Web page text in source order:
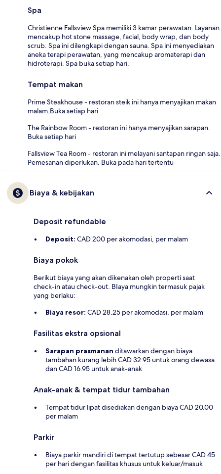
Spa
Christienne Fallsview Spa memiliki 3 kamar perawatan. Layanan
mencakup hot stone massage, facial, body wrap, dan body
scrub. Spa ini dilengkapi dengan sauna. Spa ini menyediakan
aneka terapi perawatan, yang mencakup aromaterapi dan
hidroterapi. Spa buka setiap hari.
Tempat makan
Prime Steakhouse - restoran steik ini hanya menyajikan makan
malam.Buka setiap hari
The Rainbow Room - restoran ini hanya menyajikan sarapan.
Buka setiap hari
Fallsview Tea Room - restoran ini melayani santapan ringan saja.
Pemesanan diperlukan. Buka pada hari tertentu
Biaya & kebijakan
Deposit refundable
Deposit: CAD 200 per akomodasi, per malam
Biaya pokok
Berikut biaya yang akan dikenakan oleh properti saat
check-in atau check-out. BIaya mungkin termasuk pajak
yang berlaku:
Biaya resor: CAD 28.25 per akomodasi, per malam
Fasilitas ekstra opsional
Sarapan prasmanan ditawarkan dengan biaya
tambahan kurang lebih CAD 32.95 untuk orang dewasa
dan CAD 16.95 untuk anak-anak
Anak-anak & tempat tidur tambahan
Tempat tidur lipat disediakan dengan biaya CAD 20.00
per malam
Parkir
Biaya parkir mandiri di tempat tertutup sebesar CAD 45
per hari dengan fasilitas khusus untuk keluar/masuk